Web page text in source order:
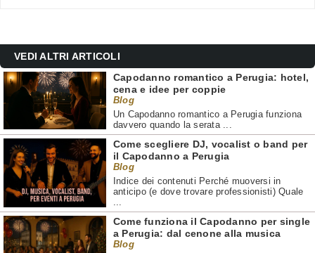
VEDI ALTRI ARTICOLI
Capodanno romantico a Perugia: hotel,
cena e idee per coppie
Blog
Un Capodanno romantico a Perugia funziona
davvero quando la serata ...
Come scegliere DJ, vocalist o band per
il Capodanno a Perugia
Blog
Indice dei contenuti Perché muoversi in
anticipo (e dove trovare professionisti) Quale
...
Come funziona il Capodanno per single
a Perugia: dal cenone alla musica
Blog